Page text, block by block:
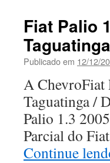
Fiat Palio
Publicado em 12/12/
A ChevroFiat
Taguatinga /
Palio 1.3
Parcial do
Continue